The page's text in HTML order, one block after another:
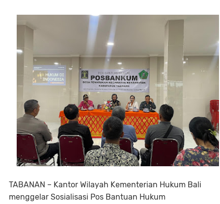
TABANAN – Kantor Wilayah Kementerian Hukum Bali
menggelar Sosialisasi Pos Bantuan Hukum